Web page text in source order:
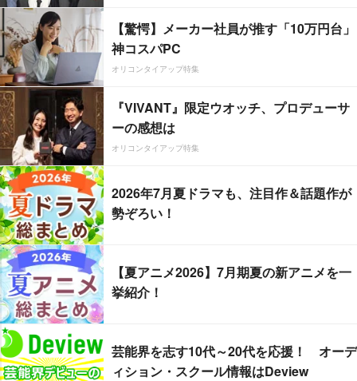
【驚愕】メーカー社員が推す「10万円台」
神コスパPC
オリコンタイアップ特集
『VIVANT』限定ウオッチ、プロデューサ
ーの感想は
オリコンタイアップ特集
2026年7月夏ドラマも、注目作＆話題作が
勢ぞろい！
【夏アニメ2026】7月期夏の新アニメを一
挙紹介！
芸能界を志す10代～20代を応援！ オーデ
ィション・スクール情報はDeview